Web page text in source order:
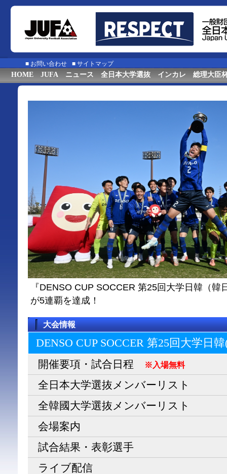
■ お問い合わせ ■ サイトマップ
HOME JUFA ニュース 全日本大学選抜 インカレ 総理大臣
『DENSO CUP SOCCER 第25回大学日韓（
が5連覇を達成！
大会情報
DENSO CUP SOCCER 第25回大学日
開催要項・試合日程 ※入場無料
全日本大学選抜メンバーリスト
全韓國大学選抜メンバーリスト
会場案内
試合結果・表彰選手
ライブ配信